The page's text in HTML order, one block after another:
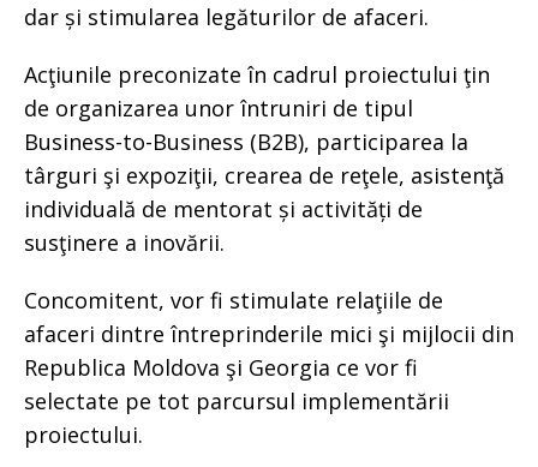
dar și stimularea legăturilor de afaceri.
Acţiunile preconizate în cadrul proiectului ţin
de organizarea unor întruniri de tipul
Business-to-Business (B2B), participarea la
târguri şi expoziţii, crearea de reţele, asistenţă
individuală de mentorat și activități de
susţinere a inovării.
Concomitent, vor fi stimulate relaţiile de
afaceri dintre întreprinderile mici şi mijlocii din
Republica Moldova şi Georgia ce vor fi
selectate pe tot parcursul implementării
proiectului.